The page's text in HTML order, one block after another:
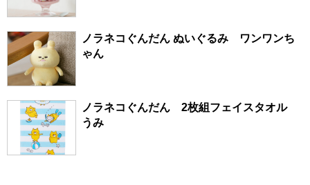
ノラネコぐんだん ぬいぐるみ ワンワンち
ゃん
ノラネコぐんだん 2枚組フェイスタオル
うみ